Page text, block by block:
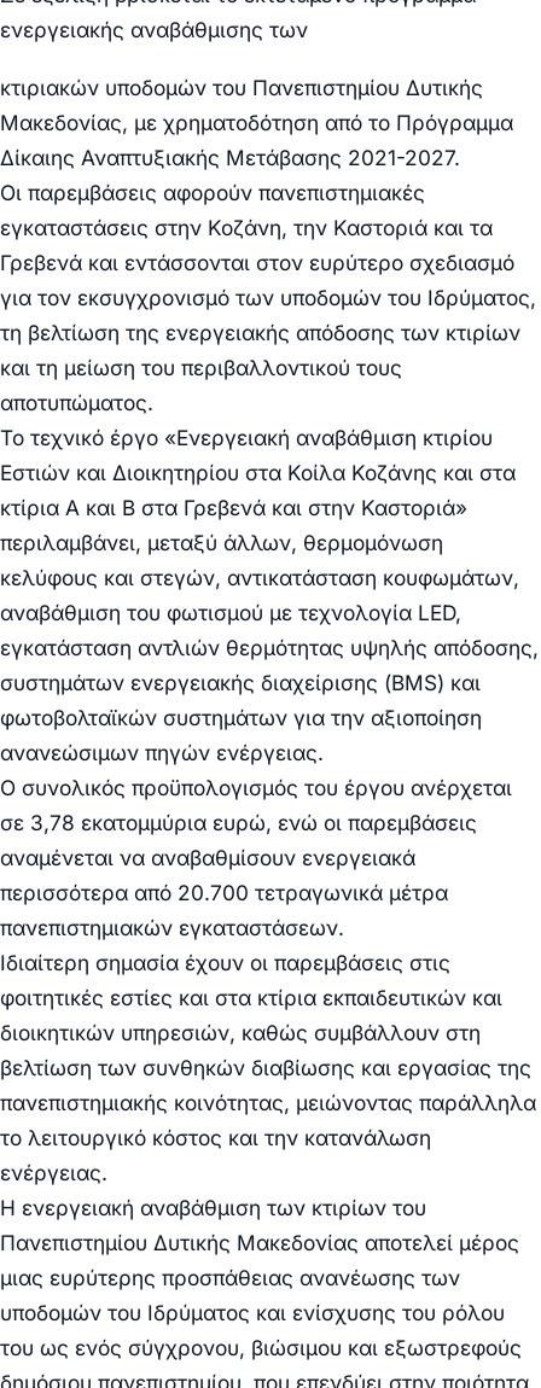
ενεργειακής αναβάθμισης των
κτιριακών υποδομών του Πανεπιστημίου Δυτικής
Μακεδονίας, με χρηματοδότηση από το Πρόγραμμα
Δίκαιης Αναπτυξιακής Μετάβασης 2021-2027.
Οι παρεμβάσεις αφορούν πανεπιστημιακές
εγκαταστάσεις στην Κοζάνη, την Καστοριά και τα
Γρεβενά και εντάσσονται στον ευρύτερο σχεδιασμό
για τον εκσυγχρονισμό των υποδομών του Ιδρύματος,
τη βελτίωση της ενεργειακής απόδοσης των κτιρίων
και τη μείωση του περιβαλλοντικού τους
αποτυπώματος.
Το τεχνικό έργο «Ενεργειακή αναβάθμιση κτιρίου
Εστιών και Διοικητηρίου στα Κοίλα Κοζάνης και στα
κτίρια Α και Β στα Γρεβενά και στην Καστοριά»
περιλαμβάνει, μεταξύ άλλων, θερμομόνωση
κελύφους και στεγών, αντικατάσταση κουφωμάτων,
αναβάθμιση του φωτισμού με τεχνολογία LED,
εγκατάσταση αντλιών θερμότητας υψηλής απόδοσης,
συστημάτων ενεργειακής διαχείρισης (BMS) και
φωτοβολταϊκών συστημάτων για την αξιοποίηση
ανανεώσιμων πηγών ενέργειας.
Ο συνολικός προϋπολογισμός του έργου ανέρχεται
σε 3,78 εκατομμύρια ευρώ, ενώ οι παρεμβάσεις
αναμένεται να αναβαθμίσουν ενεργειακά
περισσότερα από 20.700 τετραγωνικά μέτρα
πανεπιστημιακών εγκαταστάσεων.
Ιδιαίτερη σημασία έχουν οι παρεμβάσεις στις
φοιτητικές εστίες και στα κτίρια εκπαιδευτικών και
διοικητικών υπηρεσιών, καθώς συμβάλλουν στη
βελτίωση των συνθηκών διαβίωσης και εργασίας της
πανεπιστημιακής κοινότητας, μειώνοντας παράλληλα
το λειτουργικό κόστος και την κατανάλωση
ενέργειας.
Η ενεργειακή αναβάθμιση των κτιρίων του
Πανεπιστημίου Δυτικής Μακεδονίας αποτελεί μέρος
μιας ευρύτερης προσπάθειας ανανέωσης των
υποδομών του Ιδρύματος και ενίσχυσης του ρόλου
του ως ενός σύγχρονου, βιώσιμου και εξωστρεφούς